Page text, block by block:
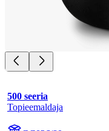
500 seeria
Topieemaldaja